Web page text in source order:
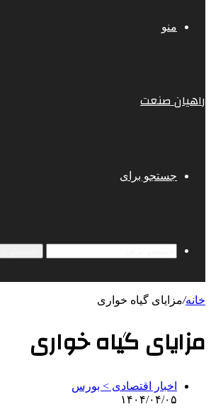
منو
راهیان صنعت
جستجو برای
خانه/مزایای گیاه خواری
مزایای گیاه خواری
اخبار اقتصادی > بورس
۱۴۰۴/۰۴/۰۵